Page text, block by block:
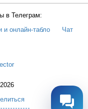
в Телеграм:
и онлайн-табло Чат